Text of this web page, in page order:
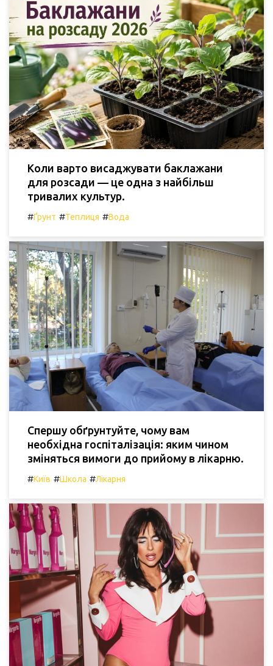
Коли варто висаджувати баклажани
для розсади — це одна з найбільш
тривалих культур.
#Ґрунт #Теплиця #Вода
Спершу обґрунтуйте, чому вам
необхідна госпіталізація: яким чином
зміняться вимоги до прийому в лікарню.
#Київ #Школа #Лікарня